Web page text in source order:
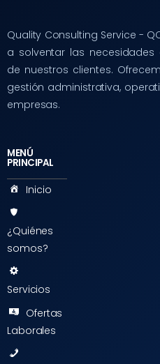
Quality Consulting Service -
a solventar las
de nuestros clientes.
gestión administrativa,
empresas.
MENÚ
PRINCIPAL
Inicio
¿Quiénes
somos?
Servicios
Ofertas
Laborales